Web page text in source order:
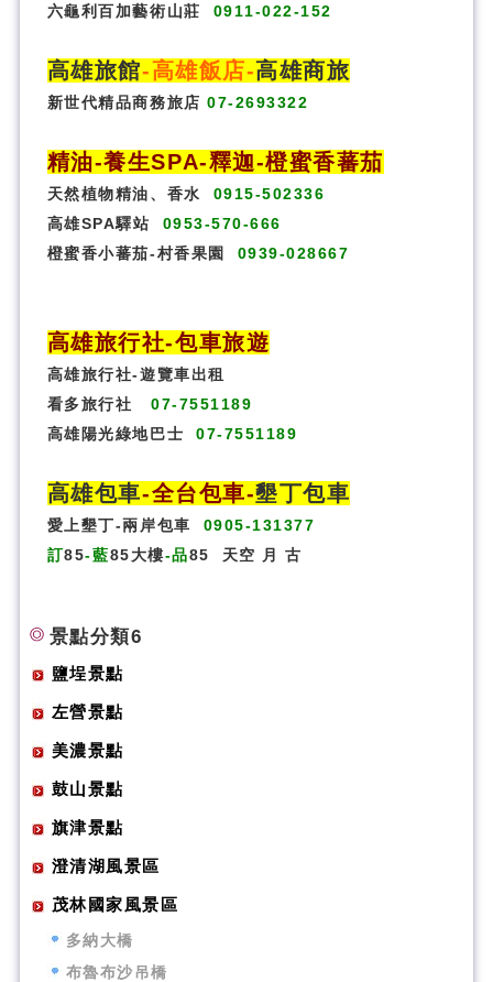
六龜利百加藝術山莊
0911-022-152
高雄旅館-高雄飯店-高雄商旅
新世代精品商務旅店 07-2693322
精油-養生SPA-釋迦-橙蜜香蕃茄
天然植物精油、香水
0915-502336
高雄SPA驛站
0953-570-666
橙蜜香小蕃茄-村香果園
0939-028667
高雄旅行社-包車旅遊
高雄旅行社-遊覽車出租
看多旅行社
07-7551189
高雄陽光綠地巴士
07-7551189
高雄包車-全台包車-墾丁包車
愛上墾丁-兩岸包車
0905-131377
訂85-藍85大樓-品85 天空 月 古
景點分類6
鹽埕景點
左營景點
美濃景點
鼓山景點
旗津景點
澄清湖風景區
茂林國家風景區
多納大橋
布魯布沙吊橋